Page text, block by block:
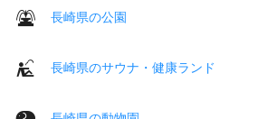
長崎県の公園
長崎県のサウナ・健康ランド